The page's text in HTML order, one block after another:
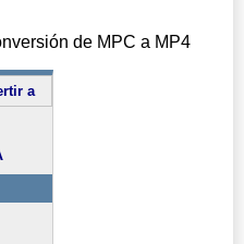
de MPC a MP4
a